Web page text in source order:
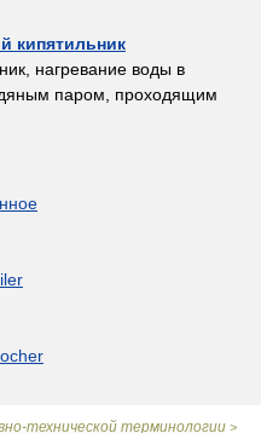
кипятильник
нагревание воды в
паром, проходящим
технической терминологии >